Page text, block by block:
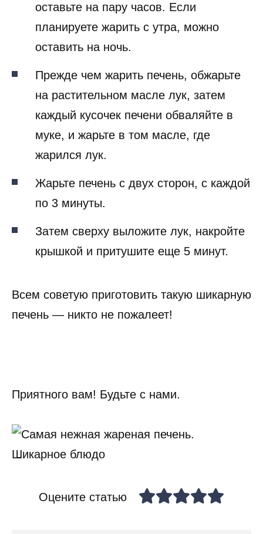
оставьте на пару часов. Если
планируете жарить с утра, можно
оставить на ночь.
Прежде чем жарить печень, обжарьте
на растительном масле лук, затем
каждый кусочек печени обваляйте в
муке, и жарьте в том масле, где
жарился лук.
Жарьте печень с двух сторон, с каждой
по 3 минуты.
Затем сверху выложите лук, накройте
крышкой и притушите еще 5 минут.
Всем советую приготовить такую шикарную
печень — никто не пожалеет!
Приятного вам! Будьте с нами.
Оцените статью